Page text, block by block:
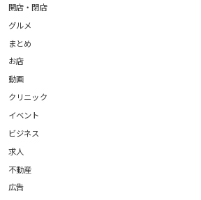
開店・閉店
グルメ
まとめ
お店
動画
クリニック
イベント
ビジネス
求人
不動産
広告